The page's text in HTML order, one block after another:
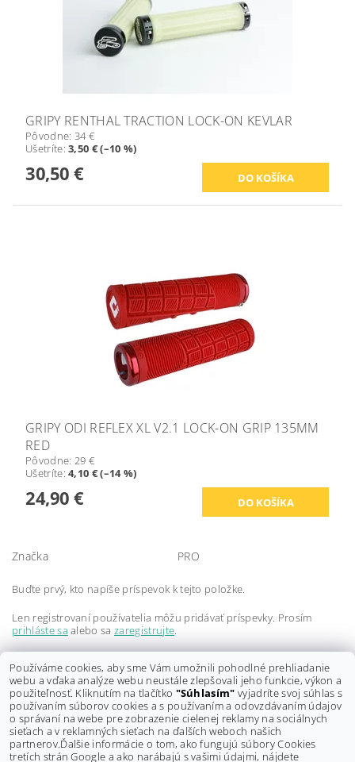
GRIPY RENTHAL TRACTION LOCK-ON KEVLAR
Pôvodne: 34 €
Ušetríte:3,50 € (–10 %)
30,50 €
GRIPY ODI REFLEX XL V2.1 LOCK-ON GRIP 135MM
RED
Pôvodne: 29 €
Ušetríte:4,10 € (–14 %)
24,90 €
Značka PRO
Buďte prvý, kto napíše príspevok k tejto položke.
Len registrovaní používatelia môžu pridávať príspevky. Prosím
prihláste sa alebo sazaregistrujte.
Len registrovaní používatelia môžu pridávať hodnotenie. Prosím
prihláste saalebo sazaregistrujte
Používáme cookies, aby sme Vám umožnili pohodlné prehliadanie
webu a vďaka analýze webu neustále zlepšovali jeho funkcie, výkon a
použiteľnosť. Kliknutím na tlačítko "Súhlasím" vyjadríte svoj súhlas s
používaním súborov cookies a s používaním a odovzdávaním údajov
o správaní na webe pre zobrazenie cielenej reklamy na sociálnych
sieťach a v reklamných sieťach na ďalších weboch našich
partnerov.Ďalšie informácie o tom, ako fungujú súbory Cookies
tretích strán Google a ako narábajú s vašimi údajmi, nájdete